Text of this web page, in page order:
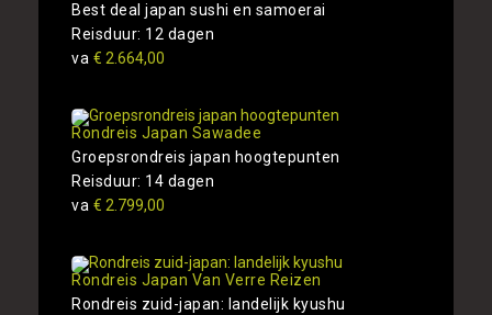
Best deal japan sushi en samoerai
Reisduur: 12 dagen
va € 2.664,00
Rondreis Japan Sawadee
Groepsrondreis japan hoogtepunten
Reisduur: 14 dagen
va € 2.799,00
Rondreis Japan Van Verre Reizen
Rondreis zuid-japan: landelijk kyushu